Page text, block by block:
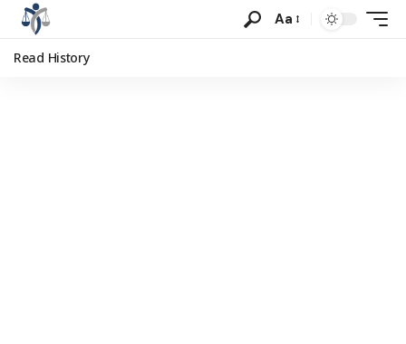
Aa
Read History